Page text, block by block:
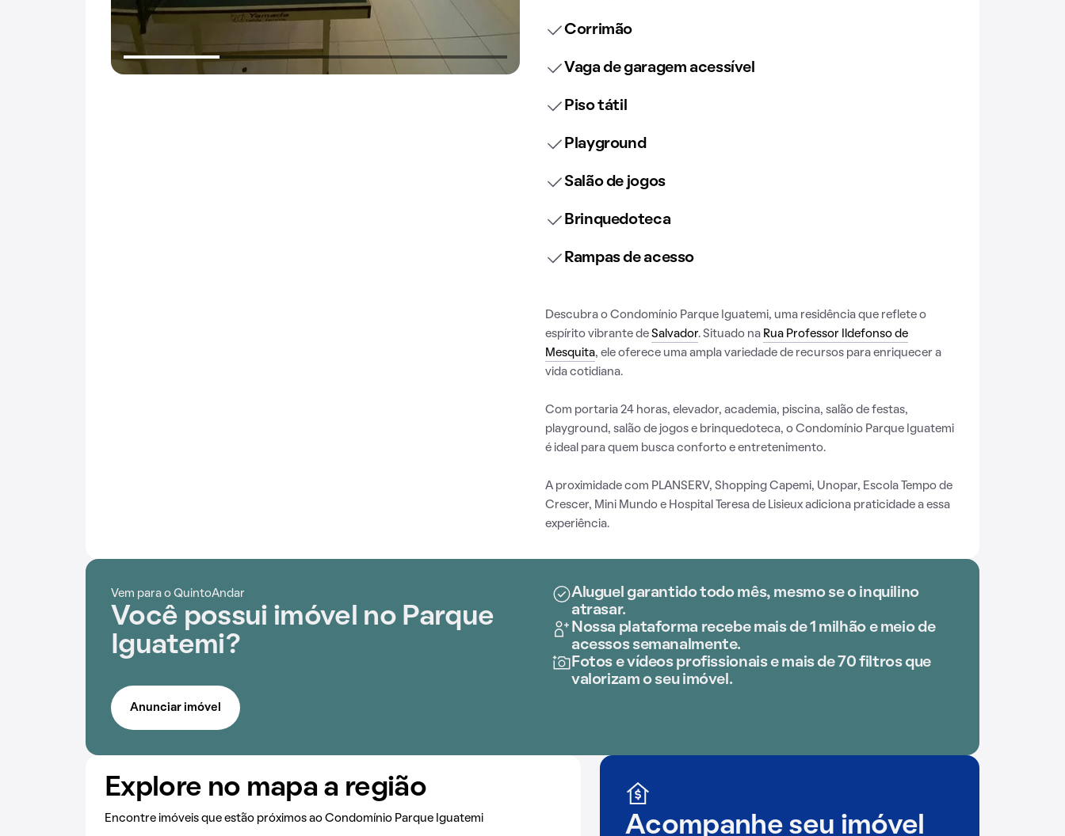
Corrimão
Vaga de garagem acessível
Piso tátil
Playground
Salão de jogos
Brinquedoteca
Rampas de acesso
Descubra o Condomínio Parque Iguatemi, uma residência que reflete o
espírito vibrante de Salvador. Situado na Rua Professor Ildefonso de
Mesquita, ele oferece uma ampla variedade de recursos para enriquecer a
vida cotidiana.
Com portaria 24 horas, elevador, academia, piscina, salão de festas,
playground, salão de jogos e brinquedoteca, o Condomínio Parque Iguatemi
é ideal para quem busca conforto e entretenimento.
A proximidade com PLANSERV, Shopping Capemi, Unopar, Escola Tempo de
Crescer, Mini Mundo e Hospital Teresa de Lisieux adiciona praticidade a essa
experiência.
Vem para o QuintoAndar
Você possui imóvel no Parque
Iguatemi?
Aluguel garantido todo mês, mesmo se o inquilino
atrasar.
Nossa plataforma recebe mais de 1 milhão e meio de
acessos semanalmente.
Fotos e vídeos profissionais e mais de 70 filtros que
valorizam o seu imóvel.
Anunciar imóvel
Explore no mapa a região
Encontre imóveis que estão próximos ao Condomínio Parque Iguatemi Acompanhe seu imóvel